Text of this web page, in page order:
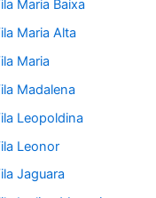
Maria Baixa
Maria Alta
Maria
Madalena
Leopoldina
Leonor
Jaguara